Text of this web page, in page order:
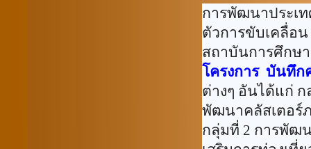
การพัฒนาประเ
ตัวการขับเคลื่อ
สถาบันการศึกษ
โครงการ บันทึก
ต่างๆ อันได้แก่ ก
พัฒนาคลัสเตอร์
กลุ่มที่ 2 การพัฒ